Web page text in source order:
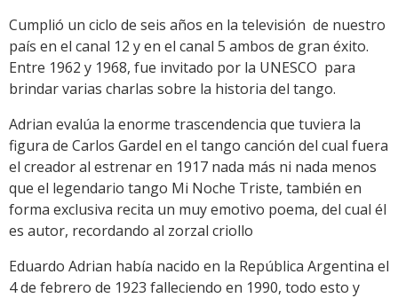
Cumplió un ciclo de seis años en la televisión de nuestro
país en el canal 12 y en el canal 5 ambos de gran éxito.
Entre 1962 y 1968, fue invitado por la UNESCO para
brindar varias charlas sobre la historia del tango.
Adrian evalúa la enorme trascendencia que tuviera la
figura de Carlos Gardel en el tango canción del cual fuera
el creador al estrenar en 1917 nada más ni nada menos
que el legendario tango Mi Noche Triste, también en
forma exclusiva recita un muy emotivo poema, del cual él
es autor, recordando al zorzal criollo
Eduardo Adrian había nacido en la República Argentina el
4 de febrero de 1923 falleciendo en 1990, todo esto y